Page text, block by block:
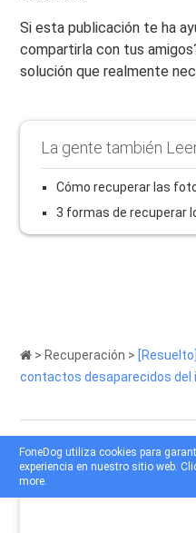
Si esta publicación te ha
compartirla con tus
solución que realmente
La gente también
Cómo recuperar las
3 formas de recuperar
> Recuperación >
contactos desaparecidos del
Comentario
FoneDog utiliza cookies para
experiencia en nuestro sitio web.
more.